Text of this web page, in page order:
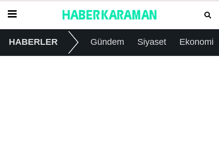
HABERLER Gündem Siyaset Ekonomi